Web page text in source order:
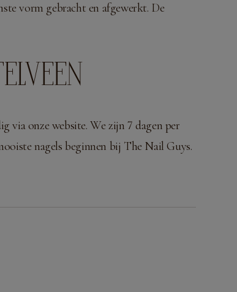
vorm gebracht en afgewerkt. De
via onze website. We zijn 7 dagen per
nagels beginnen bij The Nail Guys.